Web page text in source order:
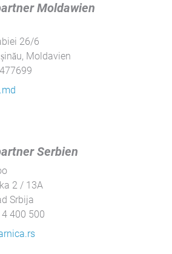
Moldawien
26/6
Moldavien
Serbien
2 / 13A
Srbija
400 500